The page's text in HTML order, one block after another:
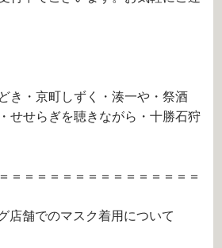
き・京町しずく・湊一や・祭酒
せせらぎを聴きながら・十勝石狩
＝＝＝＝＝＝＝＝＝＝＝＝＝＝＝
舗でのマスク着用について